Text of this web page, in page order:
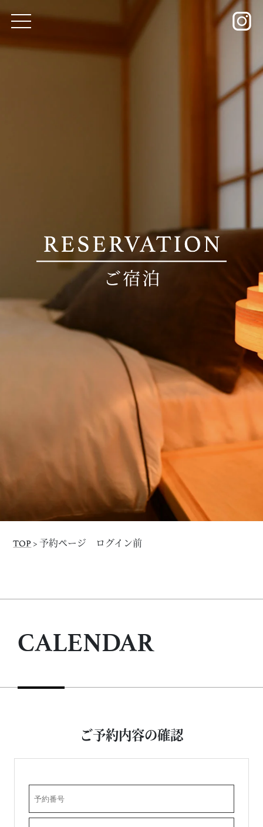
TOP >予約ページ ログイン前
CALENDAR
ご予約内容の確認